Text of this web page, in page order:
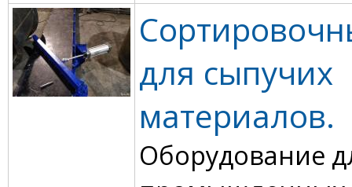
для сыпучих
материалов.
Оборудование